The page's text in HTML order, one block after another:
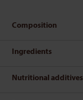
Composition
Ingredients
Nutritional additives